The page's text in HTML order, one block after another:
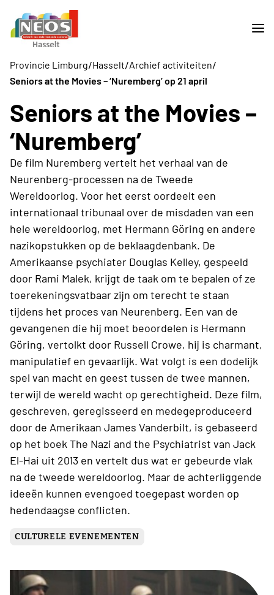
Provincie Limburg/Hasselt/Archief activiteiten/
Seniors at the Movies – ‘Nuremberg’ op 21 april
Seniors at the Movies –
‘Nuremberg’
De film Nuremberg vertelt het verhaal van de
Neurenberg-processen na de Tweede
Wereldoorlog. Voor het eerst oordeelt een
internationaal tribunaal over de misdaden van een
hele wereldoorlog, met Hermann Göring en andere
nazikopstukken op de beklaagdenbank. De
Amerikaanse psychiater Douglas Kelley, gespeeld
door Rami Malek, krijgt de taak om te bepalen of ze
toerekeningsvatbaar zijn om terecht te staan
tijdens het proces van Neurenberg. Een van de
gevangenen die hij moet beoordelen is Hermann
Göring, vertolkt door Russell Crowe, hij is charmant,
manipulatief en gevaarlijk. Wat volgt is een dodelijk
spel van macht en geest tussen de twee mannen,
terwijl de wereld wacht op gerechtigheid. Deze film,
geschreven, geregisseerd en medegeproduceerd
door de Amerikaan James Vanderbilt, is gebaseerd
op het boek The Nazi and the Psychiatrist van Jack
El-Hai uit 2013 en vertelt dus wat er gebeurde vlak
na de tweede wereldoorlog. Maar de achterliggende
ideeën kunnen evengoed toegepast worden op
hedendaagse conflicten.
CULTURELE EVENEMENTEN